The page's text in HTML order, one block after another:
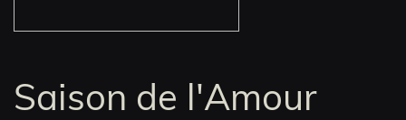
Saison de l'Amour